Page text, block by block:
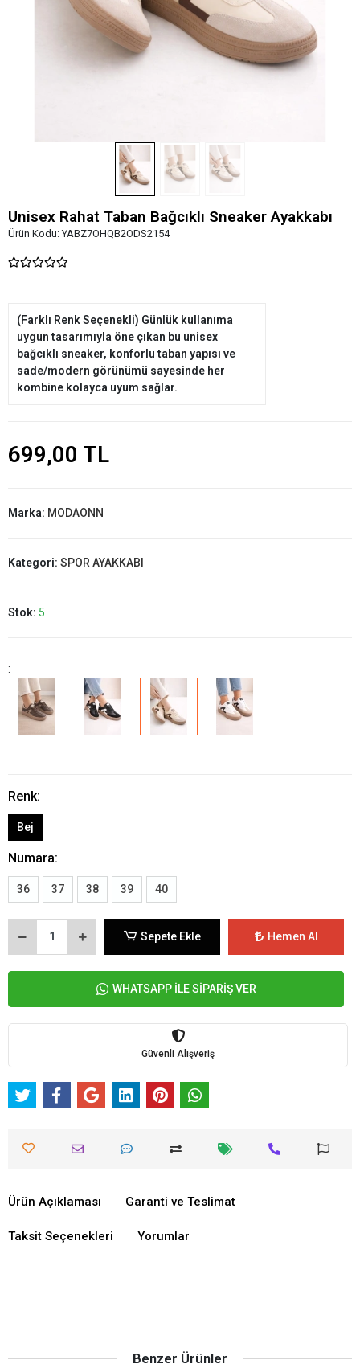
Unisex Rahat Taban Bağcıklı Sneaker Ayakkabı
Ürün Kodu:YABZ7OHQB2ODS2154
(Farklı Renk Seçenekli) Günlük kullanıma
uygun tasarımıyla öne çıkan bu unisex
bağcıklı sneaker, konforlu taban yapısı ve
sade/modern görünümü sayesinde her
kombine kolayca uyum sağlar.
699,00 TL
Marka: MODAONN
Kategori: SPOR AYAKKABI
Stok: 5
:
Renk:
Bej
Numara:
36 37 38 39 40
Sepete Ekle Hemen Al
WHATSAPP İLE SİPARİŞ VER
Güvenli Alışveriş
Ürün Açıklaması Garanti ve Teslimat
Taksit Seçenekleri Yorumlar
Benzer Ürünler